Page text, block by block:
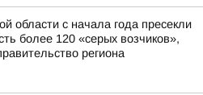
области с начала года пресекли
более 120 «серых возчиков»,
региона